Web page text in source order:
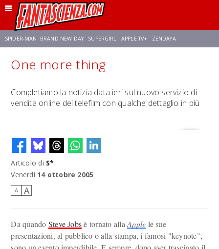
SPIDER-MAN: BRAND NEW DAY SUPERGIRL APPLE TV+ ZENDAYA
FRANCO RICCIARDIELLO AVENGERS: DOOMSDAY
SADIE SINK STAR TREK: STRANGE NEW WORLDS
One more thing
Completiamo la notizia data ieri sul nuovo servizio di
vendita online dei telefilm con qualche dettaglio in più
Articolo di S*
Venerdì 14 ottobre 2005
A A
Da quando Steve Jobsè tornato allaApple le sue
presentazioni, al pubblico o alla stampa, i famosi "keynote",